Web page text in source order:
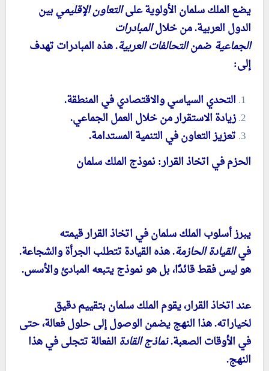
يضع الملك سلمان الأولوية علىالتعاون الإقليميبين
الدول العربية. من خلالالمبادرات
الجماعية ضمنالتحالفات العربية. هذه المبادرات تهدف
إلى:
التحدي السياسي والاقتصادي في المنطقة.
زيادة الاستقرار من خلال العمل الجماعي.
تعزيز التعاون في التنمية المستدامة.
الحزم في اتخاذ القرار: نموذج الملك سلمان
يبرز أسلوب الملك سلمان في اتخاذ القرار قيمته
فيالقيادة الحازمة. هذه القيادة تتطلب الجرأة والشجاعة.
هو ليس فقط قائدًا، بل هو نموذج يتبعه المبادئ والأسس.
عند اتخاذ القرار، يقوم الملك سلمان بتقييم دقيق
لخياراته. هذا النهج يضمن الوصول إلى حلول فعالة، حتى
في الأوقات الصعبة.نماذج القادةالفعالة تتجلى في هذا
النهج.